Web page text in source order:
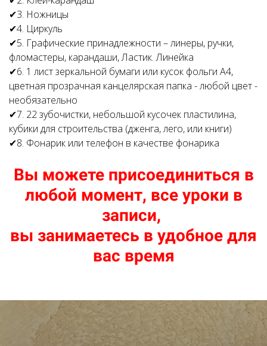
✔3. Ножницы
✔4. Циркуль
✔5. Графические принадлежности – линеры, ручки,
фломастеры, карандаши, Ластик. Линейка
✔6. 1 лист зеркальной бумаги или кусок фольги А4,
цветная прозрачная канцелярская папка - любой цвет -
необязательно
✔7. 22 зубочистки, небольшой кусочек пластилина,
кубики для строительства (дженга, лего, или книги)
✔8. Фонарик или телефон в качестве фонарика
Вы можете присоединиться в
любой момент, все уроки в
записи,
вы занимаетесь в удобное для
вас время
Ссылка на это место страницы: #form